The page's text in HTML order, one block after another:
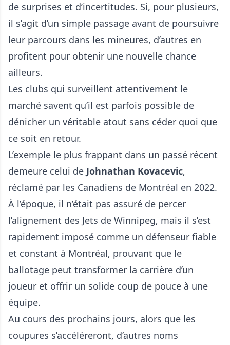
de surprises et d’incertitudes. Si, pour plusieurs,
il s’agit d’un simple passage avant de poursuivre
leur parcours dans les mineures, d’autres en
profitent pour obtenir une nouvelle chance
ailleurs.
Les clubs qui surveillent attentivement le
marché savent qu’il est parfois possible de
dénicher un véritable atout sans céder quoi que
ce soit en retour.
L’exemple le plus frappant dans un passé récent
demeure celui de Johnathan Kovacevic,
réclamé par les Canadiens de Montréal en 2022.
À l’époque, il n’était pas assuré de percer
l’alignement des Jets de Winnipeg, mais il s’est
rapidement imposé comme un défenseur fiable
et constant à Montréal, prouvant que le
ballotage peut transformer la carrière d’un
joueur et offrir un solide coup de pouce à une
équipe.
Au cours des prochains jours, alors que les
coupures s’accéléreront, d’autres noms